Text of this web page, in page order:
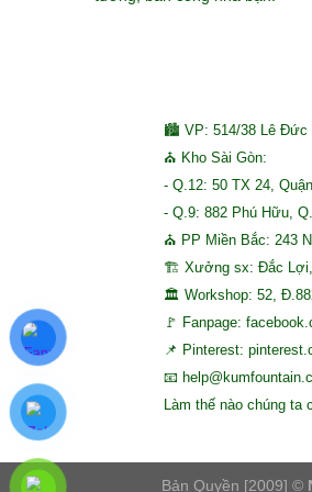
🏙 VP: 514/38 Lê Đức
⛪ Kho Sài Gòn:
- Q.12: 50 TX 24,
- Q.9: 882 Phú Hữu,
⛪ PP Miền Bắc: 243
🏗 Xưởng sx: Đắc Lợi,
🏛 Workshop: 52,
🚩 Fanpage:
📌 Pinterest:
📧
Làm thế nào chúng ta
Bản Quyền [2009] ©